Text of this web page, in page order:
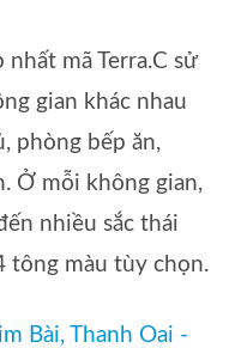
mã Terra.C sử
gian khác nhau
phòng bếp ăn,
Ở mỗi không gian,
nhiều sắc thái
tông màu tùy chọn.